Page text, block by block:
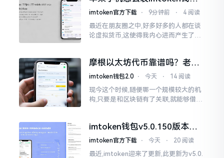
包？老司机教你避坑
imtoken官方下载 ⋅ 9分钟前 ⋅ 4 阅读
最近在朋友圈之中,好多好多的人都在谈
论虚拟货币,这使得我内心进而产生了心
摩根以太坊代币靠谱吗？老股
民说几句掏心话
imtoken钱包2.0 ⋅ 今天 ⋅ 14 阅读
现今这个时候,随便哪一个规模较大的机
构,只要是和区块链有了关联,就能够借着
imtoken钱包v5.0.150版本实
测：这更新到底值不值得升
imtoken官方下载 ⋅ 今天 ⋅ 20 阅读
最近,imtoken迎来了更新,此更新为v5.0.